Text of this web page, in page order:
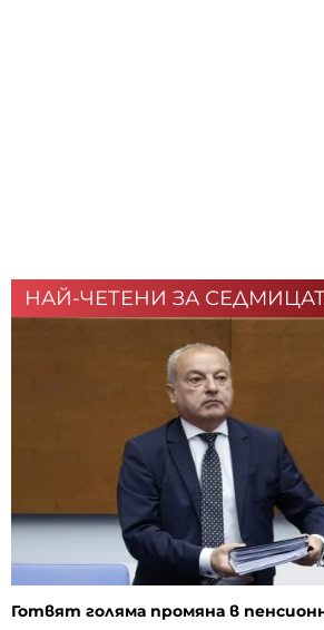
НАЙ-ЧЕТЕНИ ЗА
Готвят голяма промяна в